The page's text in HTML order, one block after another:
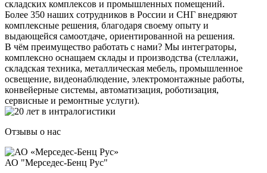
складских комплексов и промышленных помещений.
Более 350 наших сотрудников в России и СНГ внедряют
комплексные решения, благодаря своему опыту и
выдающейся самоотдаче, ориентированной на решения.
В чём преимущество работать с нами? Мы интеграторы,
комплексно оснащаем склады и производства (стеллажи,
складская техника, металлическая мебель, промышленное
освещение, видеонаблюдение, электромонтажные работы,
конвейерные системы, автоматизация, роботизация,
сервисные и ремонтные услуги).
Отзывы о нас
АО "Мерседес-Бенц Рус"